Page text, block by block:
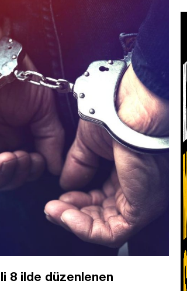
8 ilde düzenlenen